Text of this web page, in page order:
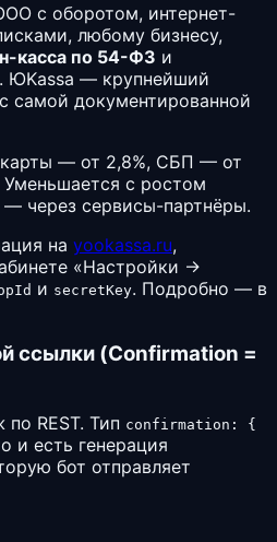
с оборотом, интернет-
любому бизнесу,
касса по 54-ФЗ и
ЮKassa — крупнейший
самой документированной
карты — от 2,8%, СБП — от
с ростом
через сервисы-партнёры.
на yookassa.ru,
«Настройки →
и secretKey. Подробно — в
ссылки (Confirmation =
REST. Тип confirmation: {
и есть генерация
бот отправляет